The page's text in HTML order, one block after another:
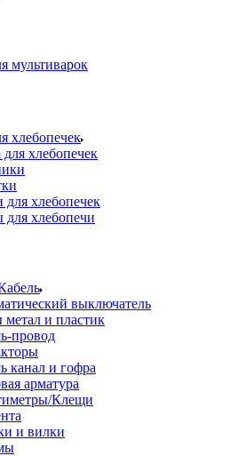
мультиварок
хлебопечек
хлебопечек
для хлебопечек
хлебопечи
выключатель
и пластик
провод
канал и гофра
арматура
Клещи
и вилки